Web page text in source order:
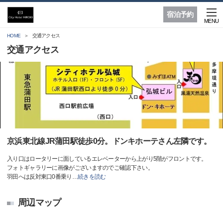
宿泊予約
MENU
HOME 交通アクセス
交通アクセス
京浜東北線JR蒲田駅徒歩0分。ドンキホーテさん左隣です。
入り口はロータリーに面しているエレベーターから上がり5階がフロントです。
フォトギャラリーに画像がございますのでご確認下さい。
羽田へは反対東口0番乗り …続きを読む
周辺マップ